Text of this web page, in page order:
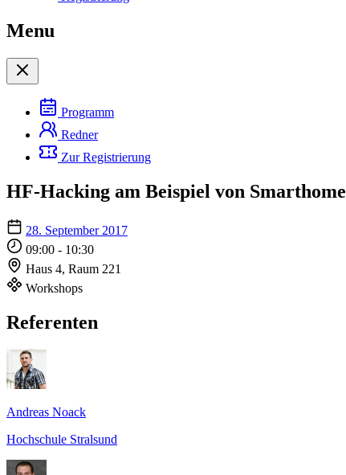
Menu
Programm
Redner
Zur Registrierung
HF-Hacking am Beispiel von Smarthome
28. September 2017
09:00 - 10:30
Haus 4, Raum 221
Workshops
Referenten
Andreas Noack
Hochschule Stralsund